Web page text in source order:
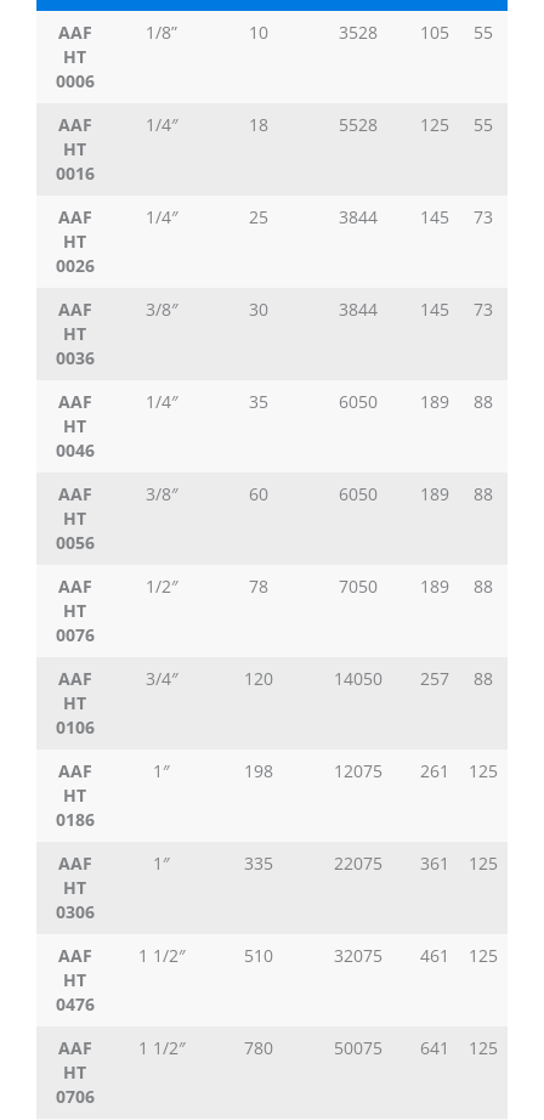
AAF
HT
0006
1/8” 10 3528 105 55
AAF
HT
0016
1/4″ 18 5528 125 55
AAF
HT
0026
1/4″ 25 3844 145 73
AAF
HT
0036
3/8″ 30 3844 145 73
AAF
HT
0046
1/4″ 35 6050 189 88
AAF
HT
0056
3/8″ 60 6050 189 88
AAF
HT
0076
1/2″ 78 7050 189 88
AAF
HT
0106
3/4″ 120 14050 257 88
AAF
HT
0186
1″ 198 12075 261 125
AAF
HT
0306
1″ 335 22075 361 125
AAF
HT
0476
1 1/2″ 510 32075 461 125
AAF
HT
0706
1 1/2″ 780 50075 641 125